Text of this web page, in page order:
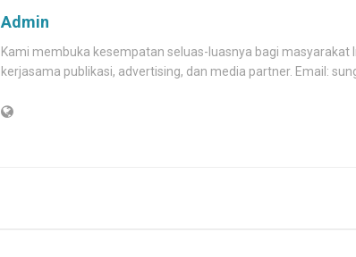
Admin
Kami membuka kesempatan seluas-luasnya bagi masyarakat
kerjasama publikasi, advertising, dan media partner. Email: